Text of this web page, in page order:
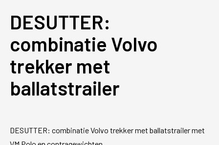
DESUTTER:
combinatie Volvo
trekker met
ballatstrailer
DESUTTER: combinatie Volvo trekker met ballatstrailer met